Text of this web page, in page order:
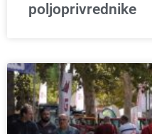
poljoprivrednike